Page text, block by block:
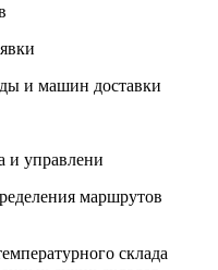
и машин доставки
и управлени
маршрутов
склада